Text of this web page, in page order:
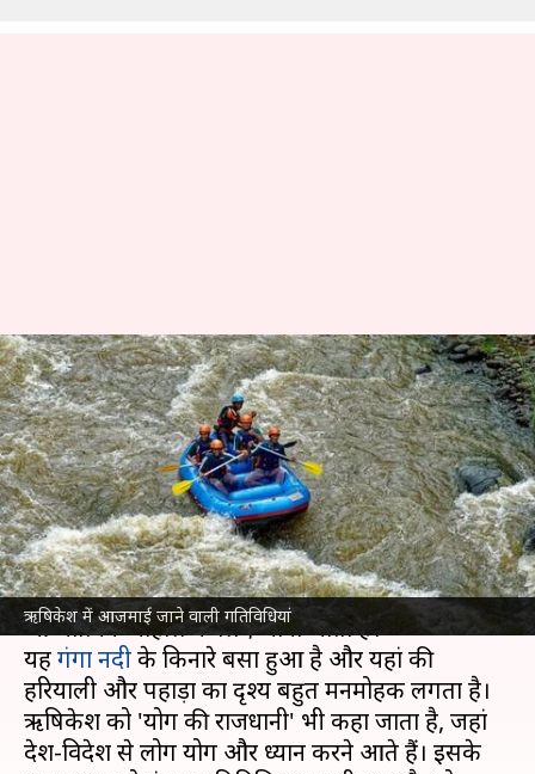
ऋषिकेश में आजमाई जाने वाली गतिविधियां
ऋषिकेश घूमने की योजना बना रहे हैं?
इन 5 गतिविधियों को बनाएं यात्रा का
हिस्सा
लेखन अंजली Sep 27, 2024 11:49 am
क्या है खबर?
उत्तराखंडमें स्थित ऋषिकेश अपनी प्राकृतिक सुंदरता और
आध्यात्मिक माहौल के लिए जाना जाता है।
यहगंगा नदीके किनारे बसा हुआ है और यहां की
हरियाली और पहाड़ों का दृश्य बहुत मनमोहक लगता है।
ऋषिकेश को 'योग की राजधानी' भी कहा जाता है, जहां
देश-विदेश से लोग योग और ध्यान करने आते हैं। इसके